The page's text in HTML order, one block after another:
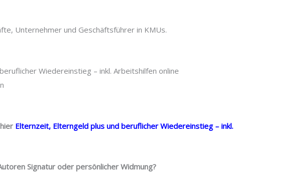
Unternehmer und Geschäftsführer in KMUs.
Wiedereinstieg – inkl. Arbeitshilfen online
Elternzeit, Elterngeld plus und beruflicher Wiedereinstieg – inkl.
Signatur oder persönlicher Widmung?